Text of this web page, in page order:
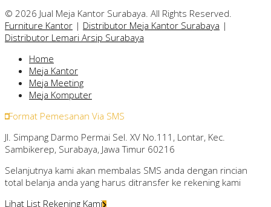
© 2026 Jual Meja Kantor Surabaya. All Rights Reserved.
Furniture Kantor | Distributor Meja Kantor Surabaya |
Distributor Lemari Arsip Surabaya
Home
Meja Kantor
Meja Meeting
Meja Komputer
Format Pemesanan Via SMS
Jl. Simpang Darmo Permai Sel. XV No.111, Lontar, Kec.
Sambikerep, Surabaya, Jawa Timur 60216
Selanjutnya kami akan membalas SMS anda dengan rincian
total belanja anda yang harus ditransfer ke rekening kami
Lihat List Rekening Kami